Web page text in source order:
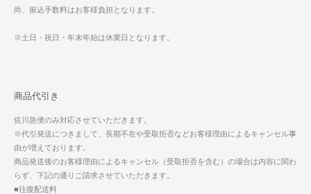
尚、振込手数料はお客様負担となります。
※土日・祝日・年末年始は休業日となります。
商品代引き
佐川急便のみ対応させていただきます。
※代引発送につきまして、長期不在や受取拒否などお客様理由によるキャンセル事
由が増えております。
商品発送後のお客様理由によるキャンセル（受取拒否を含む）の場合は内容に関わ
らず、下記の通りご請求させていただきます。
■往復配送料